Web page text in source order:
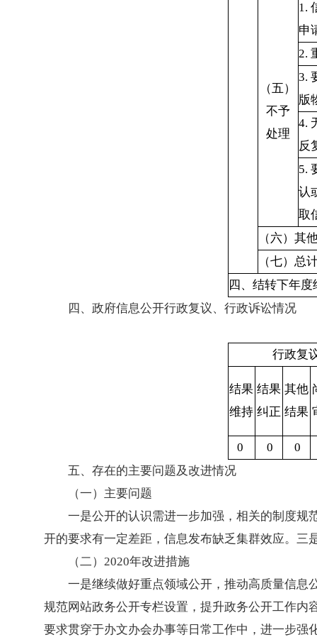
（五）
不予
处理
1.
申
2.
3.
版
4.
反
5.
认
取
（六）其
（七）总
四、结转下年度
四、政府信息公开行政复议、行政诉讼情况
行政复
结果
维持
结果
纠正
其他
结果
0 0
0
五、存在的主要问题及改进情况
（一）主要问题
一是公开的认识需进一步加强，相关的制度规
开的要求有一定差距，信息发布缺乏集群效应。
（二）2020年改进措施
一是继续做好重点领域公开，推动高质量信息
规范网站政务公开专栏设置，提升政务公开工作
要求贯穿于办文办会办事等日常工作中，进一步强